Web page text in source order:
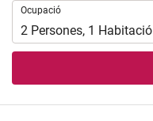
Ocupació
Ocupació
2 Persones, 1 Habitació